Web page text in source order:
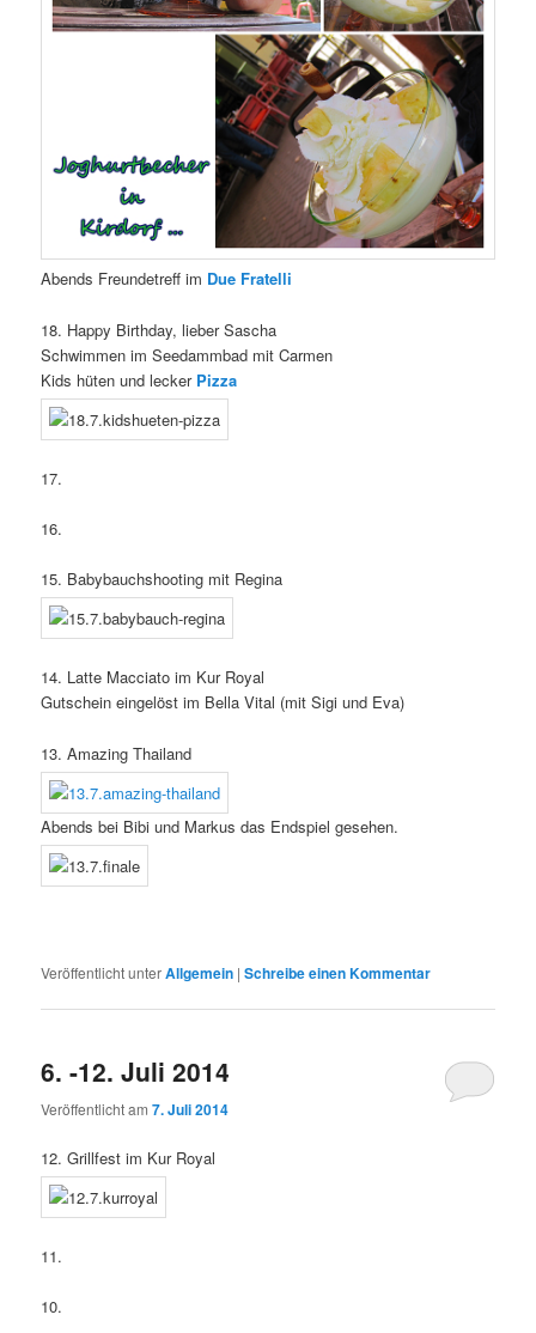
Abends Freundetreff im Due Fratelli
18. Happy Birthday, lieber Sascha
Schwimmen im Seedammbad mit Carmen
Kids hüten und lecker Pizza
17.
16.
15. Babybauchshooting mit Regina
14. Latte Macciato im Kur Royal
Gutschein eingelöst im Bella Vital (mit Sigi und Eva)
13. Amazing Thailand
Abends bei Bibi und Markus das Endspiel gesehen.
Veröffentlicht unterAllgemein |Schreibe einen Kommentar
6. -12. Juli 2014
Veröffentlicht am7. Juli 2014
12. Grillfest im Kur Royal
11.
10.